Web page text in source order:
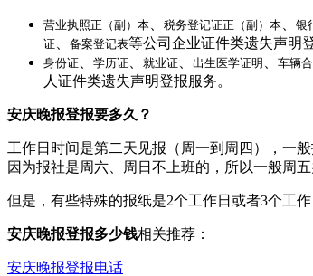
营业执照正（副）本 税务登记证正（副）本 银
证
备案登记表等公司企业证件类遗失声明
身份证 学历证 就业证 出生医学证明 车辆
人证件类遗失声明登报服务。
安庆晚报登报要多久？
工作日时间是第二天见报（周一到周四），一
因为报社是周六、周日不上班的，所以一般周
但是，有些特殊的报纸是2个工作日或者3个工
安庆晚报登报多少钱相关推荐：
安庆晚报登报电话